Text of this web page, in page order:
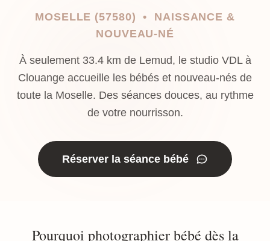
MOSELLE (57580) • NAISSANCE &
NOUVEAU-NÉ
À seulement 33.4 km de Lemud, le studio VDL à
Clouange accueille les bébés et nouveau-nés de
toute la Moselle. Des séances douces, au rythme
de votre nourrisson.
Réserver la séance bébé
Pourquoi photographier bébé dès la